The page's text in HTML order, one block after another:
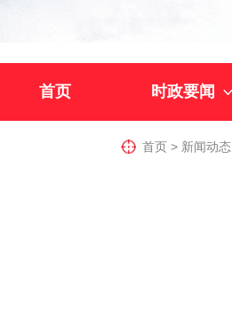
首页 时政要闻
首页 > 新闻动态